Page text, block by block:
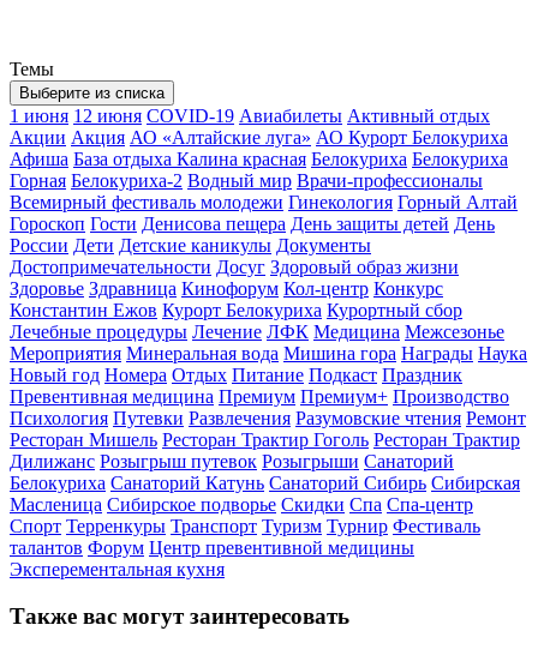
Темы
Выберите из списка
1 июня 12 июня COVID-19 Авиабилеты Активный отдых
Акции Акция АО «Алтайские луга» АО Курорт Белокуриха
Афиша База отдыха Калина красная Белокуриха Белокуриха
Горная Белокуриха-2 Водный мир Врачи-профессионалы
Всемирный фестиваль молодежи Гинекология Горный Алтай
Гороскоп Гости Денисова пещера День защиты детей День
России Дети Детские каникулы Документы
Достопримечательности Досуг Здоровый образ жизни
Здоровье Здравница Кинофорум Кол-центр Конкурс
Константин Ежов Курорт Белокуриха Курортный сбор
Лечебные процедуры Лечение ЛФК Медицина Межсезонье
Мероприятия Минеральная вода Мишина гора Награды Наука
Новый год Номера Отдых Питание Подкаст Праздник
Превентивная медицина Премиум Премиум+ Производство
Психология Путевки Развлечения Разумовские чтения Ремонт
Ресторан Мишель Ресторан Трактир Гоголь Ресторан Трактир
Дилижанс Розыгрыш путевок Розыгрыши Санаторий
Белокуриха Санаторий Катунь Санаторий Сибирь Сибирская
Масленица Сибирское подворье Скидки Спа Спа-центр
Спорт Терренкуры Транспорт Туризм Турнир Фестиваль
талантов Форум Центр превентивной медицины
Эксперементальная кухня
Также вас могут заинтересовать